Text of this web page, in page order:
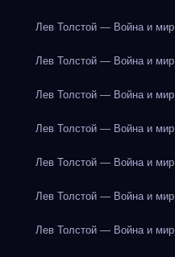
Лев Толстой — Война и мир
Лев Толстой — Война и мир
Лев Толстой — Война и мир
Лев Толстой — Война и мир
Лев Толстой — Война и мир
Лев Толстой — Война и мир
Лев Толстой — Война и мир